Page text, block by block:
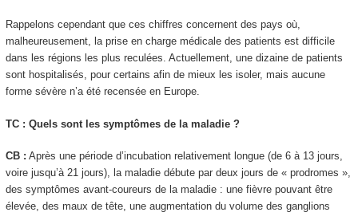
Rappelons cependant que ces chiffres concernent des pays où,
malheureusement, la prise en charge médicale des patients est difficile
dans les régions les plus reculées. Actuellement, une dizaine de patients
sont hospitalisés, pour certains afin de mieux les isoler, mais aucune
forme sévère n’a été recensée en Europe.
TC : Quels sont les symptômes de la maladie ?
CB : Après une période d’incubation relativement longue (de 6 à 13 jours,
voire jusqu’à 21 jours), la maladie débute par deux jours de « prodromes »,
des symptômes avant-coureurs de la maladie : une fièvre pouvant être
élevée, des maux de tête, une augmentation du volume des ganglions